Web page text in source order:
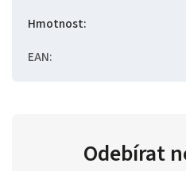
Hmotnost:
EAN:
Odebírat